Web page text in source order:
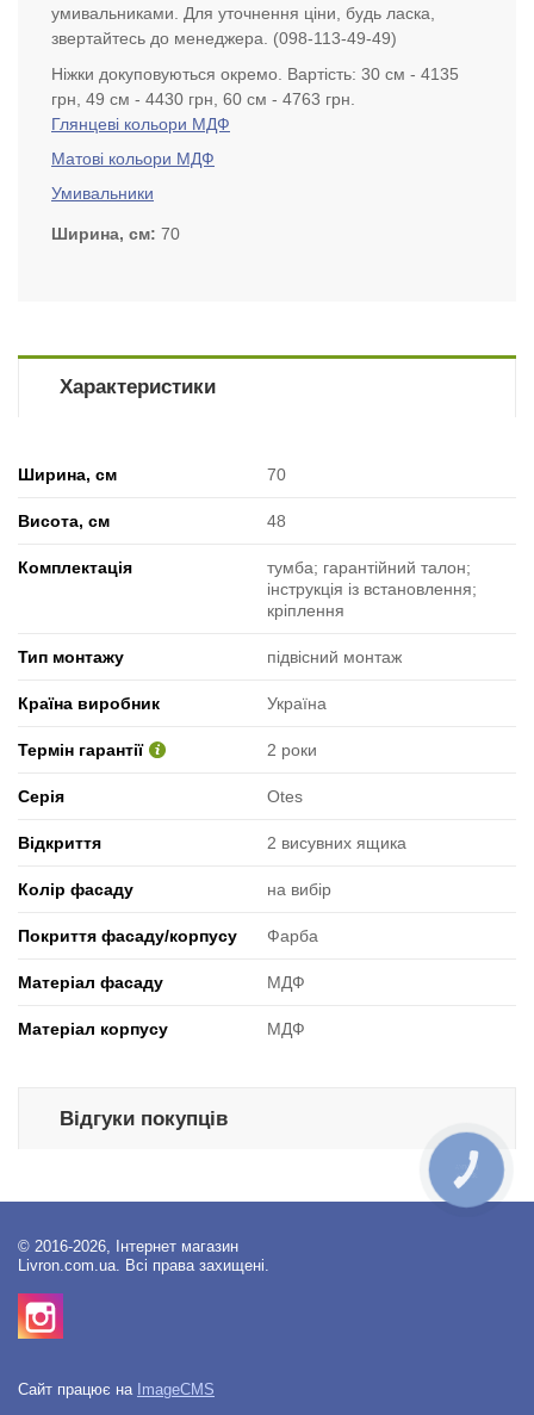
умивальниками. Для уточнення ціни, будь ласка,
звертайтесь до менеджера. (098-113-49-49)
Ніжки докуповуються окремо. Вартість: 30 см - 4135
грн, 49 см - 4430 грн, 60 см - 4763 грн.
Глянцеві кольори МДФ
Матові кольори МДФ
Умивальники
Ширина, см 70
Характеристики
Ширина, см 70
Висота, см 48
Комплектація
тумба; гарантійний талон;
інструкція із встановлення;
кріплення
Тип монтажу підвісний монтаж
Країна виробник Україна
Термін гарантії 2 роки
Серія Otes
Відкриття 2 висувних ящика
Колір фасаду на вибір
Покриття фасаду/корпусу Фарба
Матеріал фасаду МДФ
Матеріал корпусу МДФ
Відгуки покупців
© 2016-2026, Інтернет магазин
Livron.com.ua. Всі права захищені.
Сайт працює на ImageCMS
КНОПКА
ЗВ'ЯЗКУ